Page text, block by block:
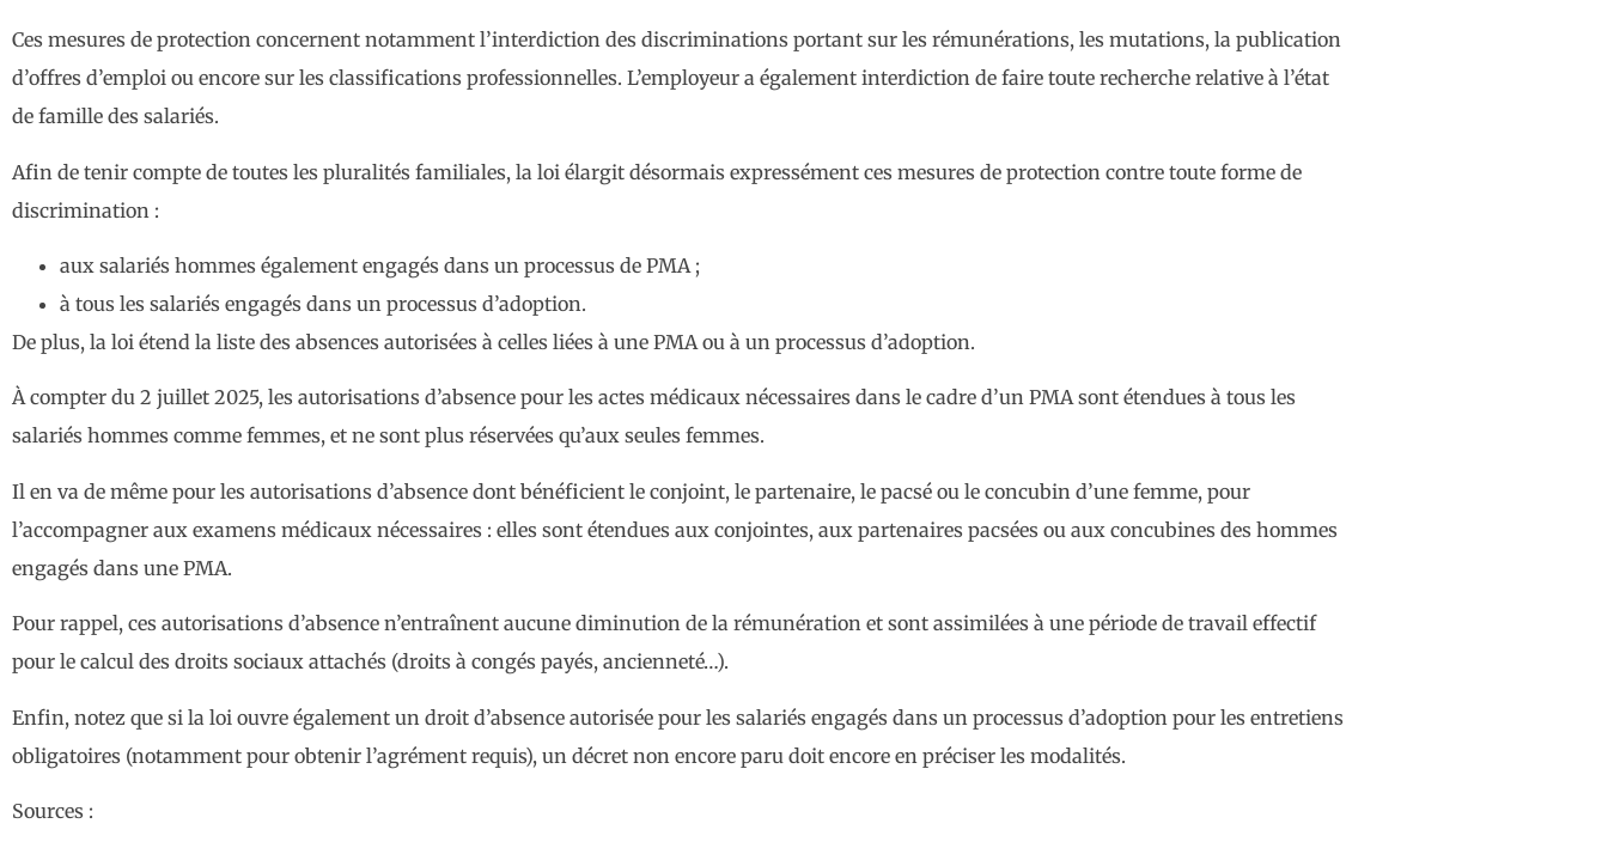
Ces mesures de protection concernent notamment l’interdiction des discriminations portant sur les rémunérations, les mutations, la publication
d’offres d’emploi ou encore sur les classifications professionnelles. L’employeur a également interdiction de faire toute recherche relative à l’état
de famille des salariés.
Afin de tenir compte de toutes les pluralités familiales, la loi élargit désormais expressément ces mesures de protection contre toute forme de
discrimination :
aux salariés hommes également engagés dans un processus de PMA ;
à tous les salariés engagés dans un processus d’adoption.
De plus, la loi étend la liste des absences autorisées à celles liées à une PMA ou à un processus d’adoption.
À compter du 2 juillet 2025, les autorisations d’absence pour les actes médicaux nécessaires dans le cadre d’un PMA sont étendues à tous les
salariés hommes comme femmes, et ne sont plus réservées qu’aux seules femmes.
Il en va de même pour les autorisations d’absence dont bénéficient le conjoint, le partenaire, le pacsé ou le concubin d’une femme, pour
l’accompagner aux examens médicaux nécessaires : elles sont étendues aux conjointes, aux partenaires pacsées ou aux concubines des hommes
engagés dans une PMA.
Pour rappel, ces autorisations d’absence n’entraînent aucune diminution de la rémunération et sont assimilées à une période de travail effectif
pour le calcul des droits sociaux attachés (droits à congés payés, ancienneté…).
Enfin, notez que si la loi ouvre également un droit d’absence autorisée pour les salariés engagés dans un processus d’adoption pour les entretiens
obligatoires (notamment pour obtenir l’agrément requis), un décret non encore paru doit encore en préciser les modalités.
Sources :